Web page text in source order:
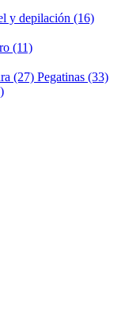
y depilación (16)
(11)
(27) Pegatinas (33)